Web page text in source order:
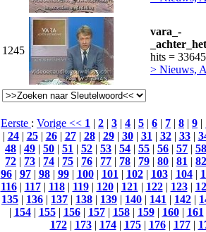
1245
vara_-
hits = 33645
> Nieuws,
Eerste : Vorige << 1 | 2 | 3 | 4 | 5 | 6 | 7 | 8 | 9 |
| 24| 25| 26| 27| 28| 29| 30| 31| 32| 33|
48 | 49 | 50 | 51 | 52 | 53 | 54 | 55 | 56 | 57 | 58
72 | 73 | 74 | 75 | 76 | 77 | 78 | 79 | 80 | 81 | 82
96| 97| 98| 99| 100| 101| 102| 103| 104|
116| 117| 118| 119| 120| 121| 122| 123|
135 | 136 | 137 | 138 | 139 | 140 | 141 | 142 |
| 154| 155| 156| 157| 158| 159| 160| 161
172| 173| 174| 175| 176| 177|